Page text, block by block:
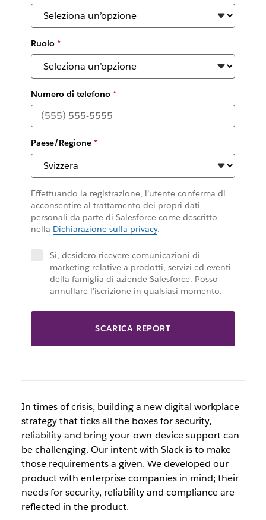
Ruolo*
Numero di telefono*
Paese/Regione*
Effettuando la registrazione, l’utente conferma di
acconsentire al trattamento dei propri dati
personali da parte di Salesforce come descritto
nella Dichiarazione sulla privacy.
Sì, desidero ricevere comunicazioni di
marketing relative a prodotti, servizi ed eventi
della famiglia di aziende Salesforce. Posso
annullare l’iscrizione in qualsiasi momento.
SCARICA REPORT
In times of crisis, building a new digital workplace
strategy that ticks all the boxes for security,
reliability and bring-your-own-device support can
be challenging. Our intent with Slack is to make
those requirements a given. We developed our
product with enterprise companies in mind; their
needs for security, reliability and compliance are
reflected in the product.